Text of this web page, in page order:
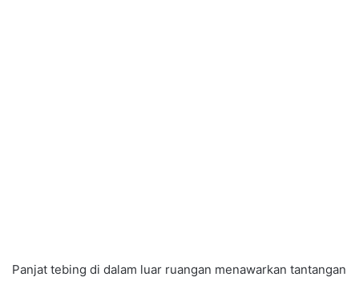
Panjat tebing di dalam luar ruangan menawarkan tantangan